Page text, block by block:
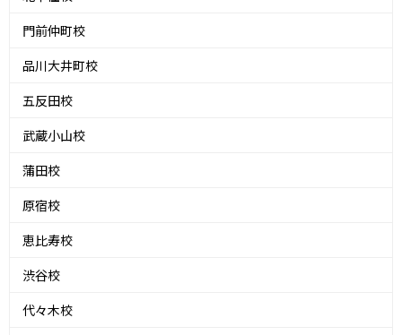
門前仲町校
品川大井町校
五反田校
武蔵小山校
蒲田校
原宿校
恵比寿校
渋谷校
代々木校